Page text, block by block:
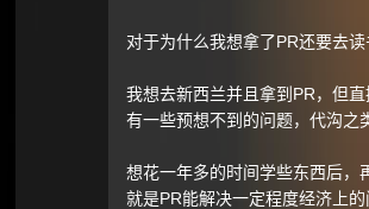
对于为什么我想拿了PR还要去读
我想去新西兰并且拿到PR，但
有一些预想不到的问题，代沟之
想花一年多的时间学些东西后，
就是PR能解决一定程度经济上的